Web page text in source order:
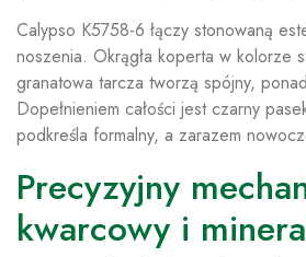
Calypso K5758-6 łączy stonowaną
noszenia. Okrągła koperta w kolorze
granatowa tarcza tworzą spójny,
Dopełnieniem całości jest czarny
podkreśla formalny, a zarazem
Precyzyjny
kwarcowy i